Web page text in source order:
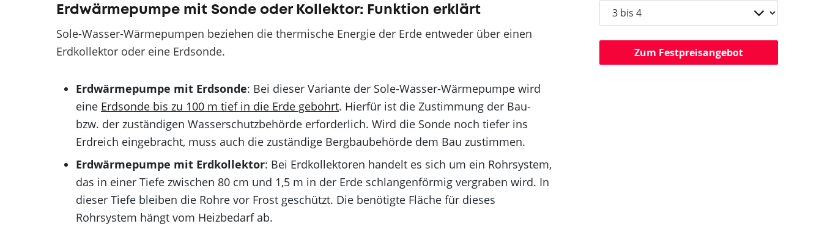
Erdwärmepumpe mit Sonde oder Kollektor: Funktion erklärt
Sole-Wasser-Wärmepumpen beziehen die thermische Energie der Erde entweder über einen
Erdkollektor oder eine Erdsonde.
Erdwärmepumpe mit Erdsonde: Bei dieser Variante der Sole-Wasser-Wärmepumpe wird
eine Erdsonde bis zu 100 m tief in die Erde gebohrt. Hierfür ist die Zustimmung der Bau-
bzw. der zuständigen Wasserschutzbehörde erforderlich. Wird die Sonde noch tiefer ins
Erdreich eingebracht, muss auch die zuständige Bergbaubehörde dem Bau zustimmen.
Erdwärmepumpe mit Erdkollektor: Bei Erdkollektoren handelt es sich um ein Rohrsystem,
das in einer Tiefe zwischen 80 cm und 1,5 m in der Erde schlangenförmig vergraben wird. In
dieser Tiefe bleiben die Rohre vor Frost geschützt. Die benötigte Fläche für dieses
Rohrsystem hängt vom Heizbedarf ab.
Zum Festpreisangebot